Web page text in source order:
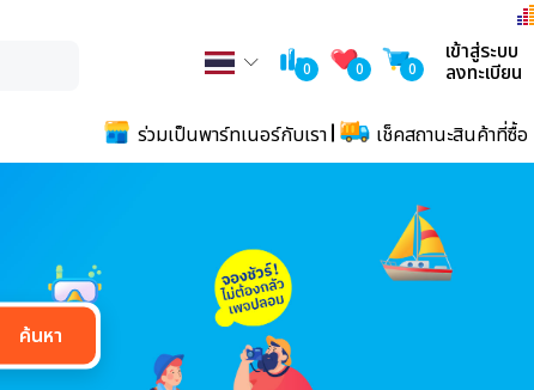
0 0 0
เข้าสู่ระบบ
ลงทะเบียน
ร่วมเป็นพาร์ทเนอร์กับเรา เช็คสถานะสินค้าที่ซื้อ
ค้นหา